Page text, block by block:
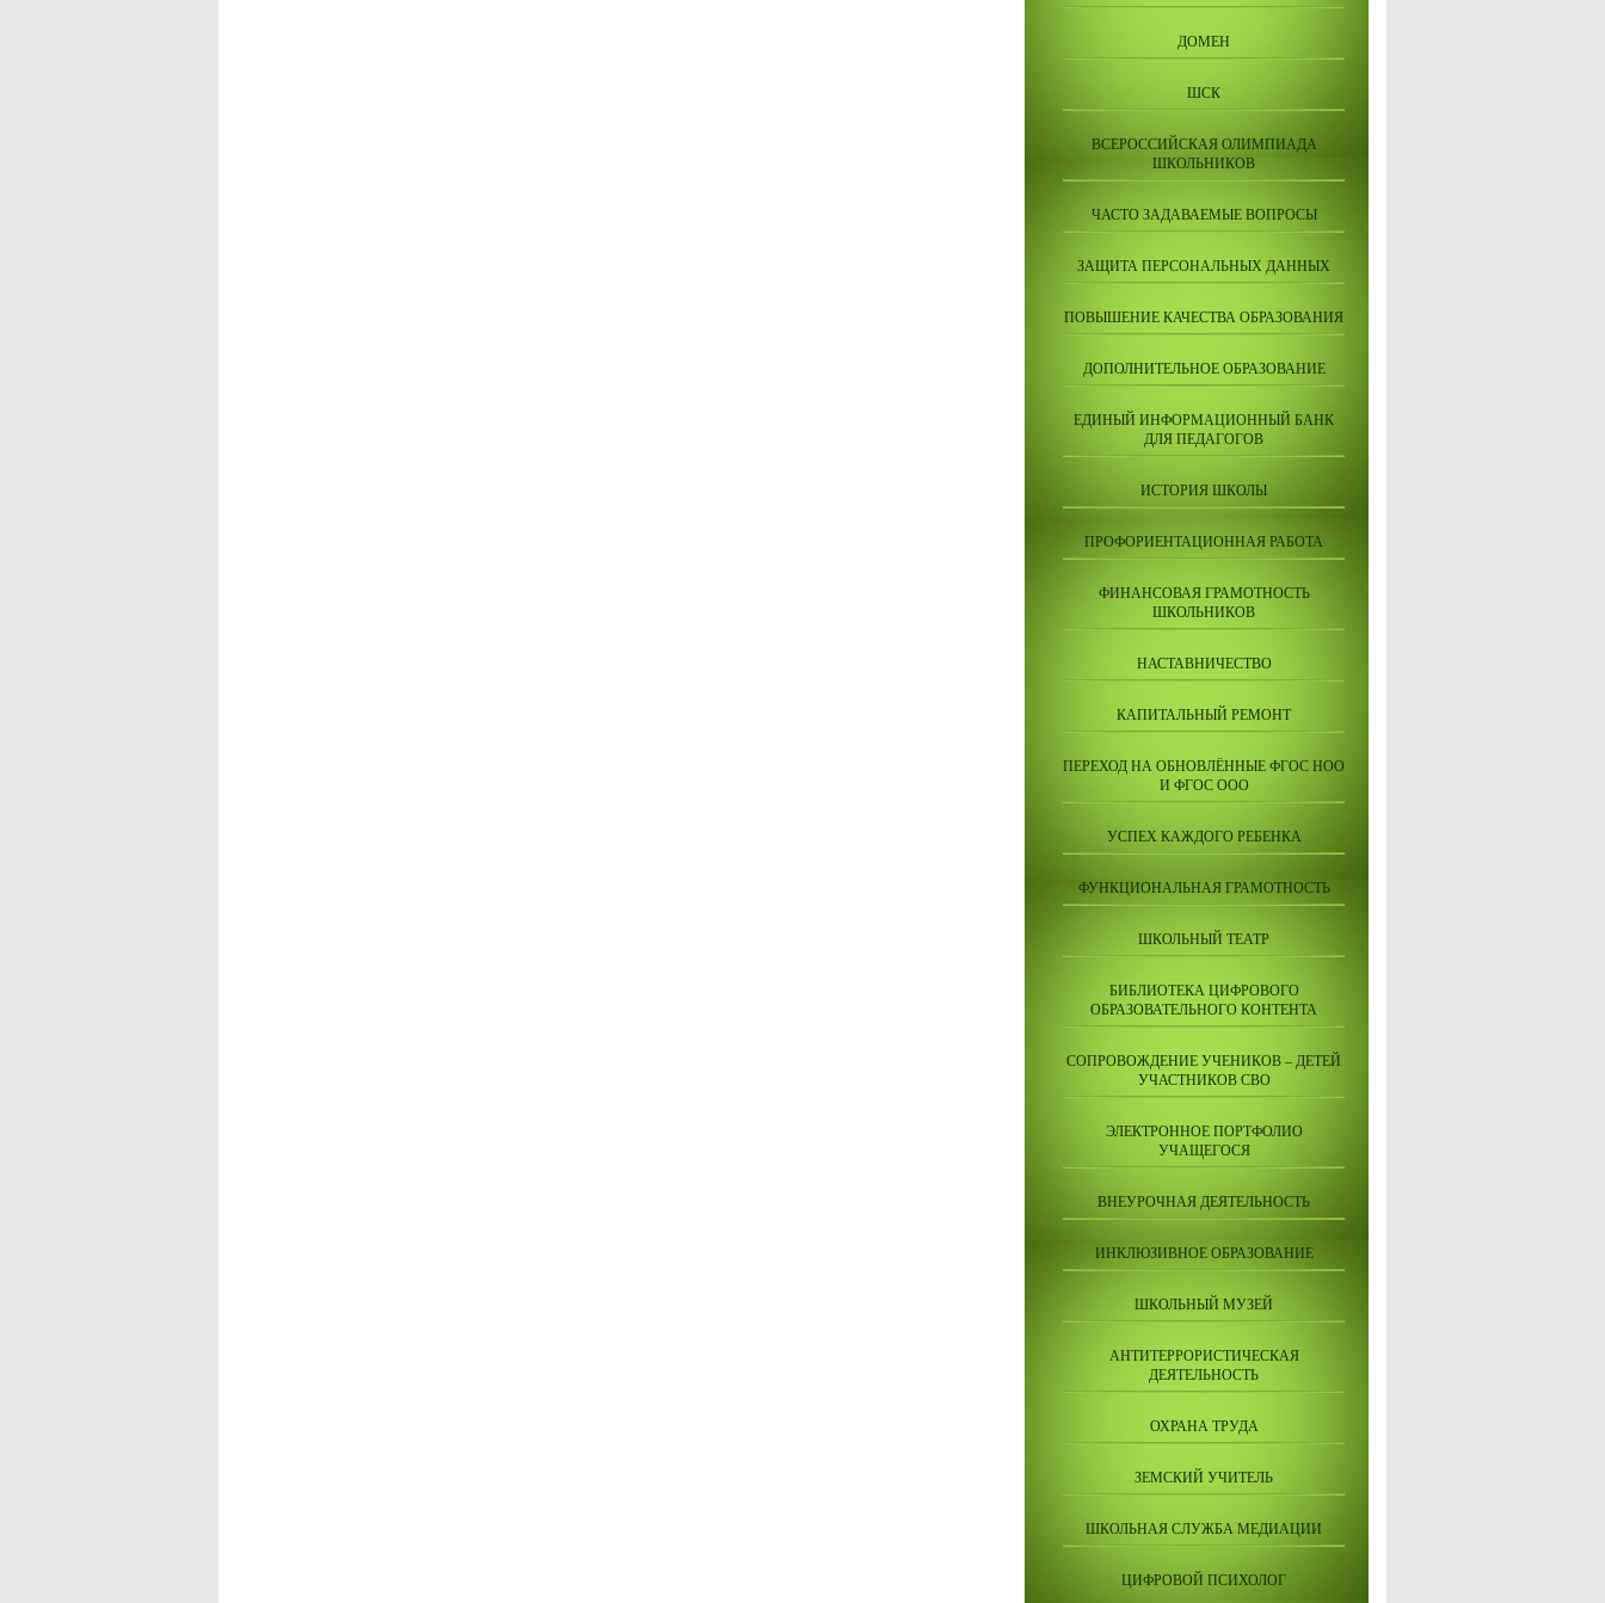
ДОМЕН
ШСК
ВСЕРОССИЙСКАЯ ОЛИМПИАДА
ШКОЛЬНИКОВ
ЧАСТО ЗАДАВАЕМЫЕ ВОПРОСЫ
ЗАЩИТА ПЕРСОНАЛЬНЫХ ДАННЫХ
ПОВЫШЕНИЕ КАЧЕСТВА ОБРАЗОВАНИЯ
ДОПОЛНИТЕЛЬНОЕ ОБРАЗОВАНИЕ
ЕДИНЫЙ ИНФОРМАЦИОННЫЙ БАНК
ДЛЯ ПЕДАГОГОВ
ИСТОРИЯ ШКОЛЫ
ПРОФОРИЕНТАЦИОННАЯ РАБОТА
ФИНАНСОВАЯ ГРАМОТНОСТЬ
ШКОЛЬНИКОВ
НАСТАВНИЧЕСТВО
КАПИТАЛЬНЫЙ РЕМОНТ
ПЕРЕХОД НА ОБНОВЛЁННЫЕ ФГОС НОО
И ФГОС ООО
УСПЕХ КАЖДОГО РЕБЕНКА
ФУНКЦИОНАЛЬНАЯ ГРАМОТНОСТЬ
ШКОЛЬНЫЙ ТЕАТР
БИБЛИОТЕКА ЦИФРОВОГО
ОБРАЗОВАТЕЛЬНОГО КОНТЕНТА
СОПРОВОЖДЕНИЕ УЧЕНИКОВ – ДЕТЕЙ
УЧАСТНИКОВ СВО
ЭЛЕКТРОННОЕ ПОРТФОЛИО
УЧАЩЕГОСЯ
ВНЕУРОЧНАЯ ДЕЯТЕЛЬНОСТЬ
ИНКЛЮЗИВНОЕ ОБРАЗОВАНИЕ
ШКОЛЬНЫЙ МУЗЕЙ
АНТИТЕРРОРИСТИЧЕСКАЯ
ДЕЯТЕЛЬНОСТЬ
ОХРАНА ТРУДА
ЗЕМСКИЙ УЧИТЕЛЬ
ШКОЛЬНАЯ СЛУЖБА МЕДИАЦИИ
ЦИФРОВОЙ ПСИХОЛОГ